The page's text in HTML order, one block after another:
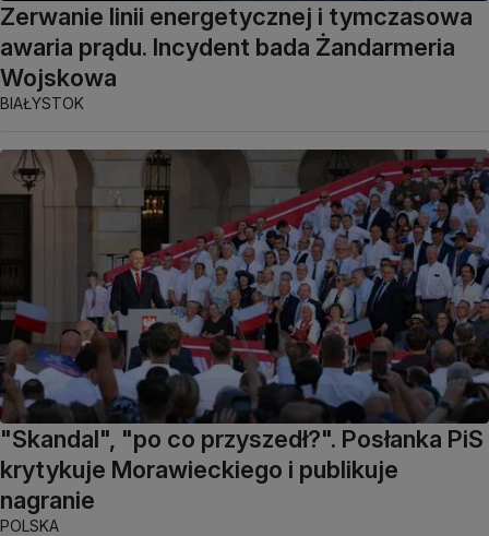
Zerwanie linii energetycznej i tymczasowa
awaria prądu. Incydent bada Żandarmeria
Wojskowa
BIAŁYSTOK
"Skandal", "po co przyszedł?". Posłanka PiS
krytykuje Morawieckiego i publikuje
nagranie
POLSKA